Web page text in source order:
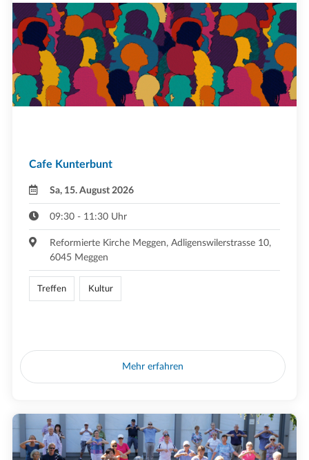
Cafe Kunterbunt
Sa, 15. August 2026
09:30 - 11:30 Uhr
Reformierte Kirche Meggen, Adligenswilerstrasse 10,
6045 Meggen
Treffen Kultur
Mehr erfahren